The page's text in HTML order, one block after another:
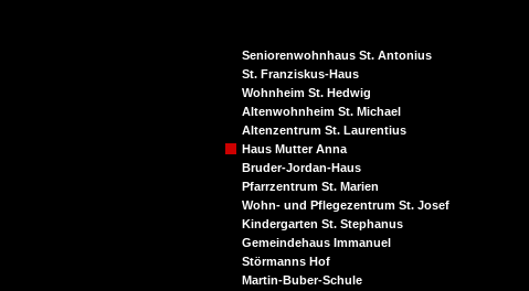
Seniorenwohnhaus St. Antonius
St. Franziskus-Haus
Wohnheim St. Hedwig
Altenwohnheim St. Michael
Altenzentrum St. Laurentius
Haus Mutter Anna
Bruder-Jordan-Haus
Pfarrzentrum St. Marien
Wohn- und Pflegezentrum St. Josef
Kindergarten St. Stephanus
Gemeindehaus Immanuel
Störmanns Hof
Martin-Buber-Schule